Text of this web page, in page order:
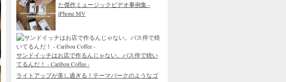
た傑作ミュージックビデオ事例集 -
iPhone MV
サンドイッチはお店で作るんじゃない。バス停で焼い
てるんだ！ - Caribou Coffee -
ライトアップが美し過ぎる！テーマパークのようなゴ